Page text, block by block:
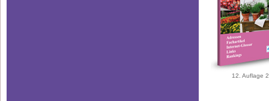
12. Auflage